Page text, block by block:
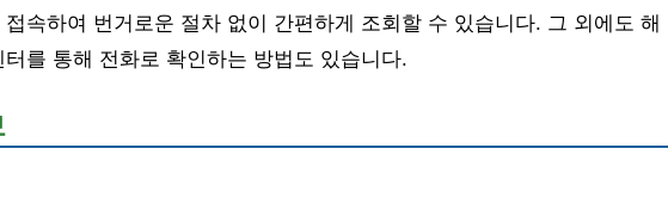
속하여 번거로운 절차 없이 간편하게 조회할 수 있습니다. 그 외에도 해
를 통해 전화로 확인하는 방법도 있습니다.